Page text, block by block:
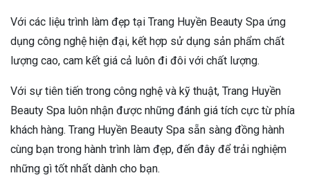
Với các liệu trình làm đẹp tại Trang Huyền Beauty Spa ứng
dụng công nghệ hiện đại, kết hợp sử dụng sản phẩm chất
lượng cao, cam kết giá cả luôn đi đôi với chất lượng.
Với sự tiên tiến trong công nghệ và kỹ thuật, Trang Huyền
Beauty Spa luôn nhận được những đánh giá tích cực từ phía
khách hàng. Trang Huyền Beauty Spa sẵn sàng đồng hành
cùng bạn trong hành trình làm đẹp, đến đây để trải nghiệm
những gì tốt nhất dành cho bạn.